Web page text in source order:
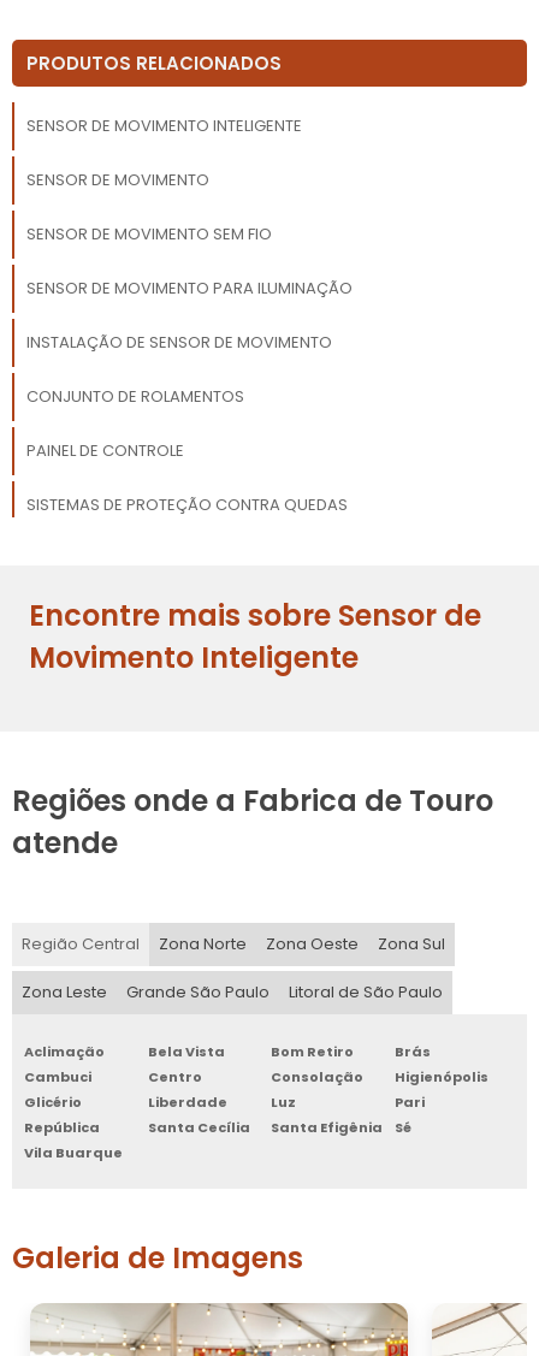
PRODUTOS RELACIONADOS
SENSOR DE MOVIMENTO INTELIGENTE
SENSOR DE MOVIMENTO
SENSOR DE MOVIMENTO SEM FIO
SENSOR DE MOVIMENTO PARA ILUMINAÇÃO
INSTALAÇÃO DE SENSOR DE MOVIMENTO
CONJUNTO DE ROLAMENTOS
PAINEL DE CONTROLE
SISTEMAS DE PROTEÇÃO CONTRA QUEDAS
REVESTIMENTO DE BORRACHA
Encontre mais sobre Sensor de
Movimento Inteligente
Regiões onde a Fabrica de Touro
atende
Região Central Zona Norte Zona Oeste Zona Sul
Zona Leste Grande São Paulo Litoral de São Paulo
Aclimação Bela Vista Bom Retiro
Brás
Cambuci
Centro Consolação
Higienópolis
Glicério
Liberdade Luz
Pari
República
Santa Cecília Santa Efigênia
Sé
Vila Buarque
Galeria de Imagens